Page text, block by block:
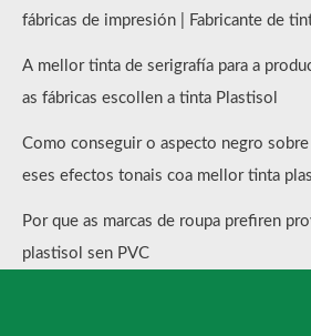
fábricas de impresión | Fabricante de
A mellor tinta de serigrafía para a
as fábricas escollen a tinta Plastisol
Como conseguir o aspecto negro
eses efectos tonais coa mellor tinta
Por que as marcas de roupa prefiren
plastisol sen PVC